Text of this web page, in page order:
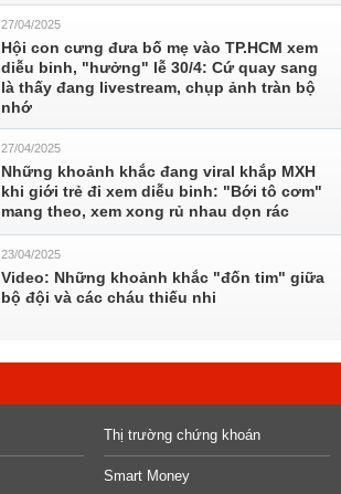
27/04/2025
Hội con cưng đưa bố mẹ vào TP.HCM xem
diễu binh, "hưởng" lễ 30/4: Cứ quay sang
là thấy đang livestream, chụp ảnh tràn bộ
nhớ
27/04/2025
Những khoảnh khắc đang viral khắp MXH
khi giới trẻ đi xem diễu binh: "Bới tô cơm"
mang theo, xem xong rủ nhau dọn rác
23/04/2025
Video: Những khoảnh khắc "đốn tim" giữa
bộ đội và các cháu thiếu nhi
Thị trường chứng khoán
Smart Money